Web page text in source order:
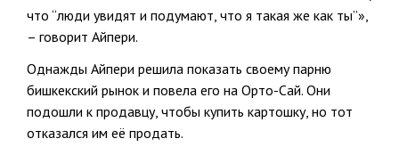
что “люди увидят и подумают, что я такая же как ты”»,
– говорит Айпери.
Однажды Айпери решила показать своему парню
бишкекский рынок и повела его на Орто-Сай. Они
подошли к продавцу, чтобы купить картошку, но тот
отказался им её продать.